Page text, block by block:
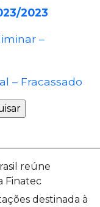
2023
–
– Fracassado
reúne
Finatec
destinada à